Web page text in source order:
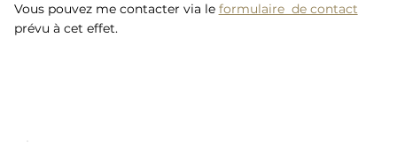
Vous pouvez me contacter via le formulaire de contact
prévu à cet effet.